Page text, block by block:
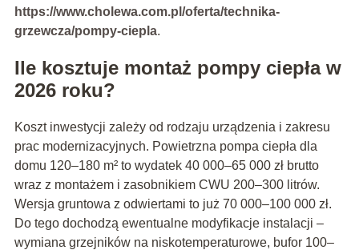
https://www.cholewa.com.pl/oferta/technika-
grzewcza/pompy-ciepla.
Ile kosztuje montaż pompy ciepła w
2026 roku?
Koszt inwestycji zależy od rodzaju urządzenia i zakresu
prac modernizacyjnych. Powietrzna pompa ciepła dla
domu 120–180 m² to wydatek 40 000–65 000 zł brutto
wraz z montażem i zasobnikiem CWU 200–300 litrów.
Wersja gruntowa z odwiertami to już 70 000–100 000 zł.
Do tego dochodzą ewentualne modyfikacje instalacji –
wymiana grzejników na niskotemperaturowe, bufor 100–